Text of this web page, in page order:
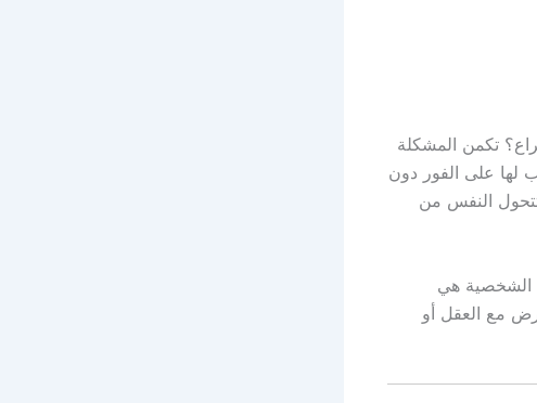
تكمن المشكلة
لها على الفور دون
النفس من
الشخصية هي
مع العقل أو